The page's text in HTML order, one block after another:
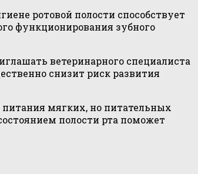
ротовой полости способствует
функционирования зубного
ветеринарного специалиста
снизит риск развития
мягких, но питательных
полости рта поможет